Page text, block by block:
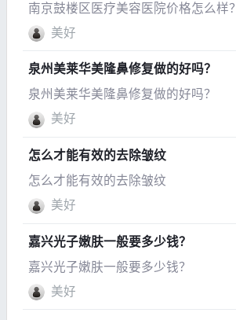
南京鼓楼区医疗美容医院价格怎么样？
美好
泉州美莱华美隆鼻修复做的好吗？
泉州美莱华美隆鼻修复做的好吗？
美好
怎么才能有效的去除皱纹
怎么才能有效的去除皱纹
美好
嘉兴光子嫩肤一般要多少钱？
嘉兴光子嫩肤一般要多少钱？
美好